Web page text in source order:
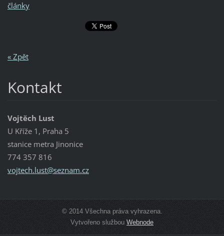
články
« Zpět
Kontakt
Vojtěch Lust
U Kříže 1, Praha 5
stanice metra Jinonice
774 357 816
vojtech.lust@seznam.cz
© 2014 Všechna práva vyhrazena.
Vytvořeno službouWebnode